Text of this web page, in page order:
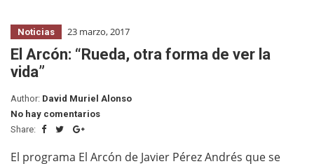
Noticias 23 marzo, 2017
El Arcón: “Rueda, otra forma de ver la
vida”
Author: David Muriel Alonso
No hay comentarios
Share:
El programa El Arcón de Javier Pérez Andrés que se